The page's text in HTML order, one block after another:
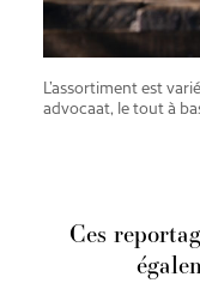
L’assortiment est
advocaat, le tout à
Ces